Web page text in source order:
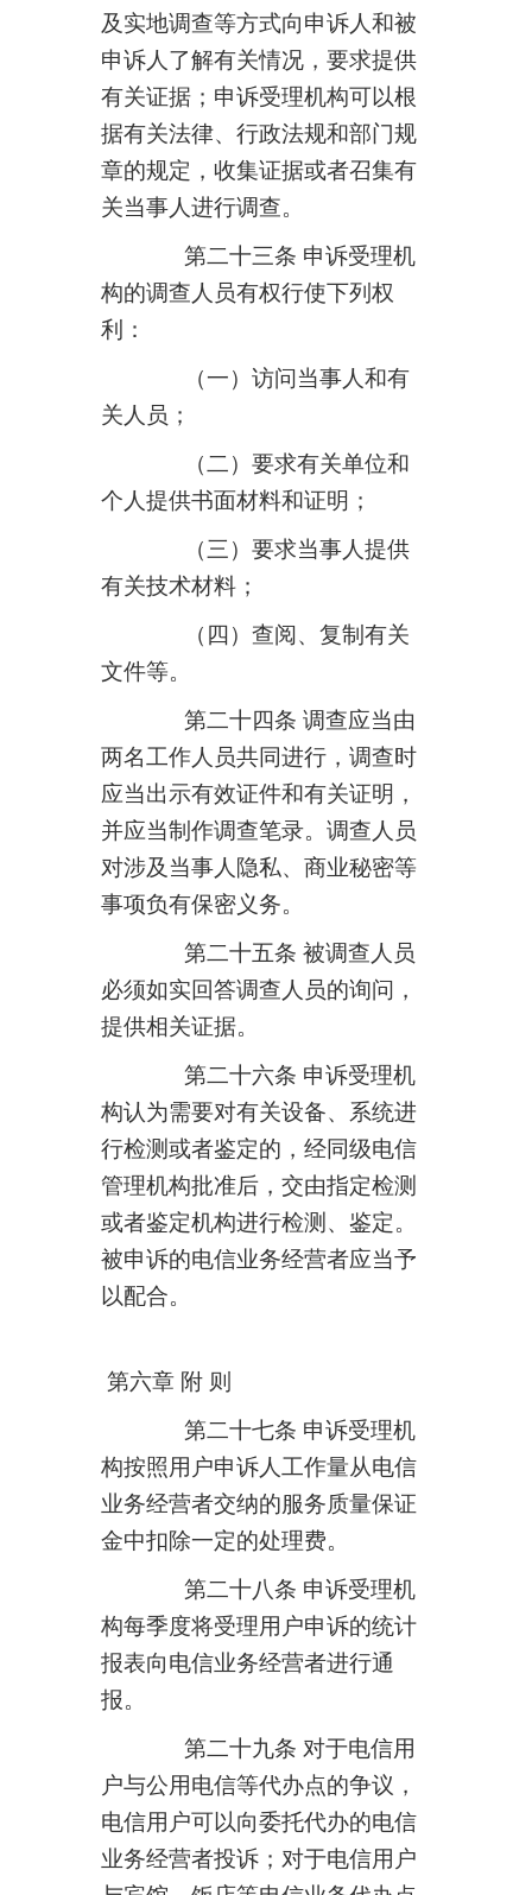
及实地调查等方式向申诉人和被
申诉人了解有关情况，要求提供
有关证据；申诉受理机构可以根
据有关法律、行政法规和部门规
章的规定，收集证据或者召集有
关当事人进行调查。
第二十三条 申诉受理机
构的调查人员有权行使下列权
利：
（一）访问当事人和有
关人员；
（二）要求有关单位和
个人提供书面材料和证明；
（三）要求当事人提供
有关技术材料；
（四）查阅、复制有关
文件等。
第二十四条 调查应当由
两名工作人员共同进行，调查时
应当出示有效证件和有关证明，
并应当制作调查笔录。调查人员
对涉及当事人隐私、商业秘密等
事项负有保密义务。
第二十五条 被调查人员
必须如实回答调查人员的询问，
提供相关证据。
第二十六条 申诉受理机
构认为需要对有关设备、系统进
行检测或者鉴定的，经同级电信
管理机构批准后，交由指定检测
或者鉴定机构进行检测、鉴定。
被申诉的电信业务经营者应当予
以配合。
第六章 附 则
第二十七条 申诉受理机
构按照用户申诉人工作量从电信
业务经营者交纳的服务质量保证
金中扣除一定的处理费。
第二十八条 申诉受理机
构每季度将受理用户申诉的统计
报表向电信业务经营者进行通
报。
第二十九条 对于电信用
户与公用电信等代办点的争议，
电信用户可以向委托代办的电信
业务经营者投诉；对于电信用户